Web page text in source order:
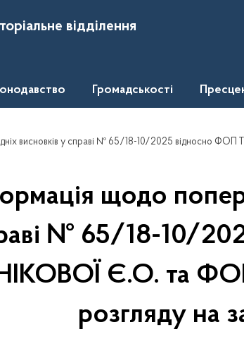
відділення
Громадськості
справі № 65/18-10/2025 відносно ФОП ТРУБНІКОВОЇ Є.О. та ФОП ЯЦЕНЮК Л.Б. та її
щодо
№ 65/18-10/
Є.О. та
розгляду на